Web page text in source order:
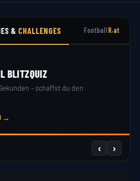
&CHALLENGES FootballR.at
BLITZQUIZ
– schaffst du den
→
‹ ›